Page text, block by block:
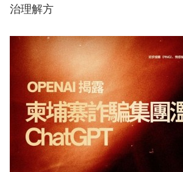
治理解方